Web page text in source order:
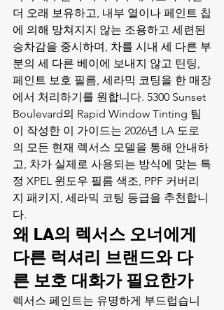
더 오래 보유하고, 내부 열이나 페인트 칩
에 의해 망쳐지지 않는 조용하고 세련된
승차감을 중시하며, 차를 시내 세 다른 부
분의 세 다른 베이에 보내지 않고 틴팅,
페인트 보호 필름, 세라믹 코팅을 한 매장
에서 처리하기를 원합니다. 5300 Sunset
Boulevard의 Rapid Window Tinting 팀
이 작성한 이 가이드는 2026년 LA 도로
의 모든 현재 렉서스 모델을 통해 안내하
고, 차가 실제로 사용되는 방식에 맞는 특
정 XPEL 윈도우 필름 색조, PPF 커버리
지 패키지, 세라믹 코팅 등급을 추천합니
다.
왜 LA의 렉서스 오너에게
다른 럭셔리 브랜드와 다
른 보호 대화가 필요한가
렉서스 페인트는 유명하게 부드럽습니